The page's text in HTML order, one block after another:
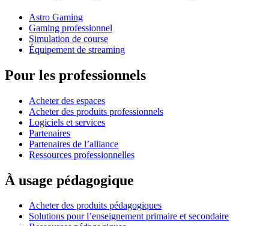
Astro Gaming
Gaming professionnel
Simulation de course
Équipement de streaming
Pour les professionnels
Acheter des espaces
Acheter des produits professionnels
Logiciels et services
Partenaires
Partenaires de l’alliance
Ressources professionnelles
À usage pédagogique
Acheter des produits pédagogiques
Solutions pour l’enseignement primaire et secondaire